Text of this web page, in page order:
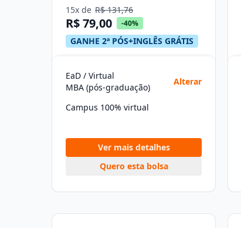
15x de R$ 131,76
R$ 79,00 -40%
GANHE 2ª PÓS+INGLÊS GRÁTIS
EaD / Virtual
MBA (pós-graduação)
Alterar
Campus 100% virtual
Ver mais detalhes
Quero esta bolsa